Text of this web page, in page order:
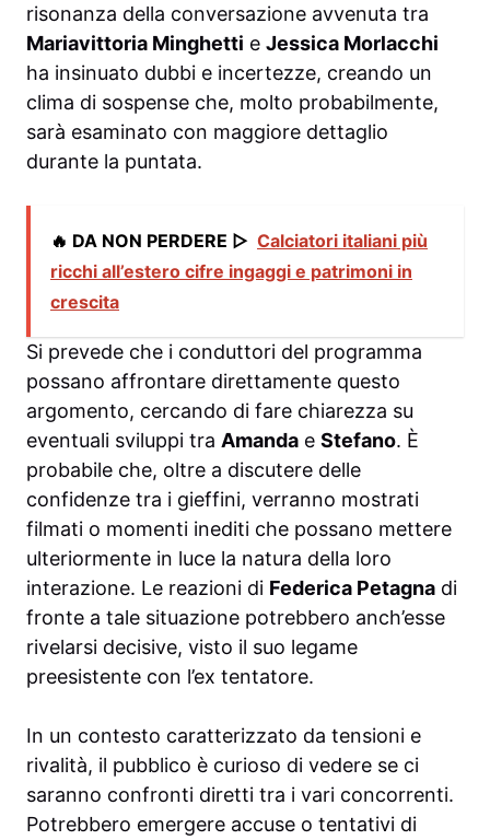
risonanza della conversazione avvenuta tra
Mariavittoria Minghetti e Jessica Morlacchi
ha insinuato dubbi e incertezze, creando un
clima di sospense che, molto probabilmente,
sarà esaminato con maggiore dettaglio
durante la puntata.
🔥 DA NON PERDERE ▷ Calciatori italiani più
ricchi all’estero cifre ingaggi e patrimoni in
crescita
Si prevede che i conduttori del programma
possano affrontare direttamente questo
argomento, cercando di fare chiarezza su
eventuali sviluppi tra Amanda e Stefano. È
probabile che, oltre a discutere delle
confidenze tra i gieffini, verranno mostrati
filmati o momenti inediti che possano mettere
ulteriormente in luce la natura della loro
interazione. Le reazioni di Federica Petagna di
fronte a tale situazione potrebbero anch’esse
rivelarsi decisive, visto il suo legame
preesistente con l’ex tentatore.
In un contesto caratterizzato da tensioni e
rivalità, il pubblico è curioso di vedere se ci
saranno confronti diretti tra i vari concorrenti.
Potrebbero emergere accuse o tentativi di